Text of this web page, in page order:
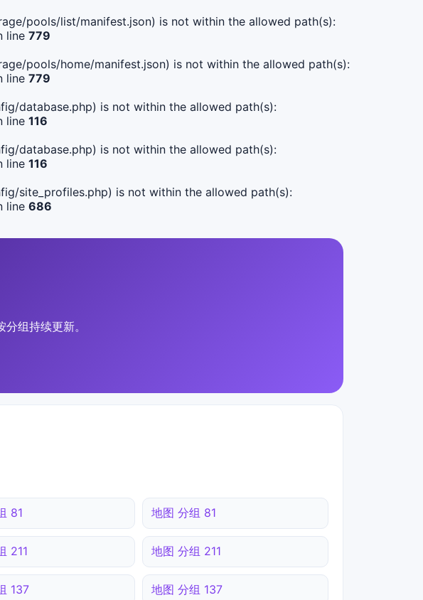
pools/list/manifest.json) is not within the allowed path(s):
line 779
pools/home/manifest.json) is not within the allowed path(s):
line 779
database.php) is not within the allowed path(s):
line 116
database.php) is not within the allowed path(s):
line 116
site_profiles.php) is not within the allowed path(s):
line 686
组持续更新。
81 地图 分组 81
211 地图 分组 211
137 地图 分组 137